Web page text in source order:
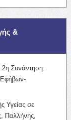
&
2η Συνάντηση:
Εφήβων-
Υγείας σε
Παλλήνης,